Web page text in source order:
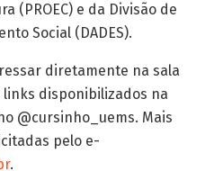
(PROEC) e da Divisão de
Social (DADES).
diretamente na sala
disponibilizados na
@cursinho_uems. Mais
pelo e-
.